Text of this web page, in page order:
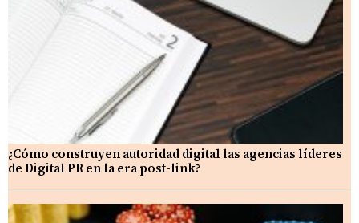
¿Cómo construyen autoridad digital las agencias líderes
de Digital PR en la era post-link?